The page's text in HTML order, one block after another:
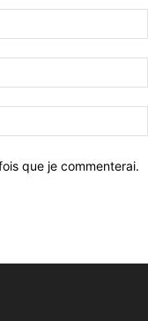
que je commenterai.